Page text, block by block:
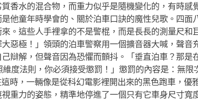
香水的混合物，而重力似乎是隨機變化的，有時感
他童年時學會的、關於泊車口訣的魔性兒歌。四面
。這些人手裡拿的不是警棍，而是長長的測量尺和
惡極！」領頭的泊車警察用一個擴音器大喊，聲音
辯解，但聲音因為恐懼而顫抖。「垂直泊車？那是
法則，你必須接受懲罰！」懲罰的內容是：無限
時，一輛像是從科幻電影裡開出來的黑色跑車，優
重力的姿態，精準地停進了一個只有它車身尺寸寬